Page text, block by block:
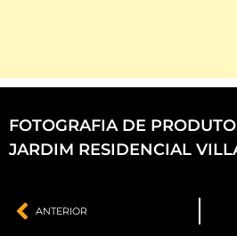
FOTOGRAFIA DE
JARDIM RESIDENCIAL
ANTERIOR